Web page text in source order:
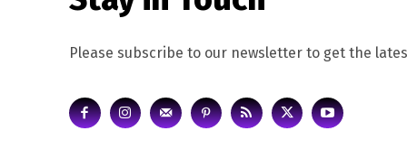
Please subscribe to our newsletter to get the